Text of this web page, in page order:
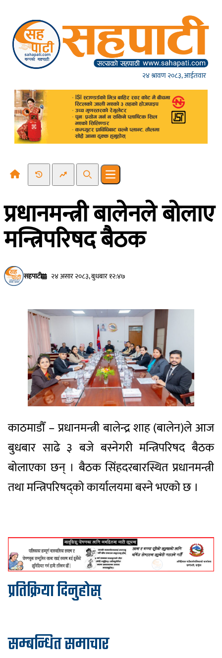
२४ श्रावण २०८३, आईतवार
Recent NewsTrending News
SearchOpen main menu
प्रधानमन्त्री बालेनले बाेलाए
मन्त्रिपरिषद बैठक
सहपाटी २४ असार २०८३, बुधबार १२:४७
काठमाडौँ – प्रधानमन्त्री बालेन्द्र शाह (बालेन)ले आज
बुधबार साढे ३ बजे बस्नेगरी मन्त्रिपरिषद बैठक
बोलाएका छन् । बैठक सिंहदरबारस्थित प्रधानमन्त्री
तथा मन्त्रिपरिषद्को कार्यालयमा बस्ने भएको छ ।
प्रतिक्रिया दिनुहोस्
सम्बन्धित समाचार